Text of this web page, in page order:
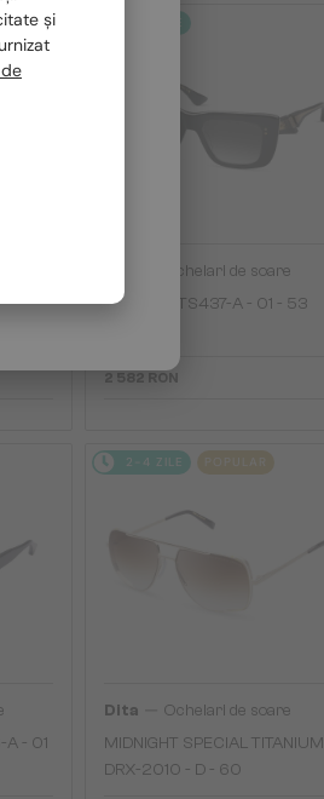
55
Ochelari de soare
MAHINE DTS437-A - 01 - 53
2 582 RON
A - 01
2-4 ZILE
Dita
Ochelari de soare
MIDNIGHT SPECIAL TITANIUM
DRX-2010 - D - 60
și